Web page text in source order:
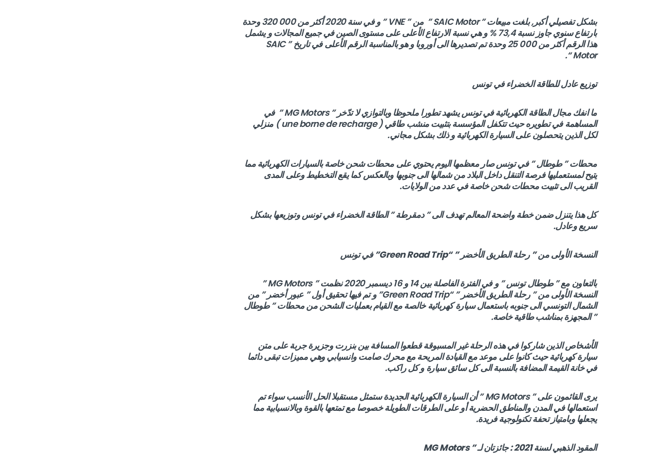
بشكل تفصيلي أكبر, بلغت مبيعات ” SAIC Motor ” من ” VNE ” و في سنة 2020 أكثر من 320 000 وحدة
بارتفاع سنوي جاوز نسبة 73,4 % و هي نسبة الارتفاع الأعلى على مستوى الصين في جميع المجالات و يشمل
هذا الرقم أكثر من 25 000 وحدة تم تصديرها الى أوروبا و هو بالمناسبة الرقم الأعلى في تاريخ ” SAIC
Motor “.
توزيع عادل للطاقة الخضراء في تونس
ما انفك مجال الطاقة الكهربائية في تونس يشهد تطورا ملحوظا وبالتوازي لا تدّخر ” MG Motors ” في
المساهمة في تطويره حيث تتكفل المؤسسة بتثبيت منشب طاقي ( une borne de recharge ) منزلي
لكل الذين يتحصلون على السيارة الكهربائية و ذلك بشكل مجاني.
محطات ” طوطال ” في تونس صار معظمها اليوم يحتوي على محطات شحن خاصة بالسيارات الكهربائية مما
يتيح لمستعمليها فرصة التنقل داخل البلاد من شمالها الى جنوبها وبالعكس كما يقع التخطيط وعلى المدى
القريب الى تثبيت محطات شحن خاصة في عدد من الولايات.
كل هذا يتنزل ضمن خطة واضحة المعالم تهدف الى ” دمقرطة ” الطاقة الخضراء في تونس وتوزيعها بشكل
سريع وعادل.
النسخة الأولى من ” رحلة الطريق الأخضر ”“Green Road Trip” في تونس
بالتعاون مع ” طوطال تونس ” و في الفترة الفاصلة بين 14 و 16 ديسمبر 2020 نظمت ” MG Motors ”
النسخة الأولى من ” رحلة الطريق الأخضر ” “Green Road Trip” و تم فيها تحقيق أول ” عبور أخضر ” من
الشمال التونسي الى جنوبه باستعمال سيارة كهربائية خالصة مع القيام بعمليات الشحن من محطات ” طوطال
” المجهزة بمناشب طاقية خاصة.
الأشخاص الذين شاركوا في هذه الرحلة غير المسبوقة قطعوا المسافة بين بنزرت وجزيرة جربة على متن
سيارة كهربائية حيث كانوا على موعد مع القيادة المريحة مع محرك صامت وانسيابي وهي مميزات تبقى دائما
في خانة القيمة المضافة بالنسبة الى كل سائق سيارة و كل راكب.
يرى القائمون على ” MG Motors ” أن السيارة الكهربائية الجديدة ستمثل مستقبلا الحل الأنسب سواء تم
استعمالها في المدن والمناطق الحضرية أو على الطرقات الطويلة خصوصا مع تمتعها بالقوة وبالانسيابية مما
يجعلها وبامتياز تحفة تكنولوجية فريدة.
المقود الذهبي لسنة 2021 : جائزتان لـ ” MG Motors